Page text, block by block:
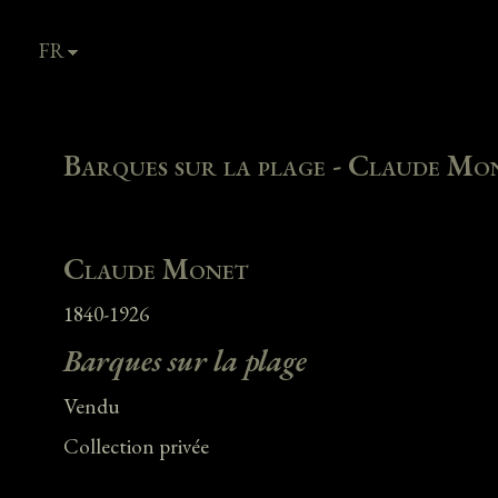
FR
Barques sur la plage - Claude
Claude Monet
1840-1926
Barques sur la plage
Vendu
Collection privée